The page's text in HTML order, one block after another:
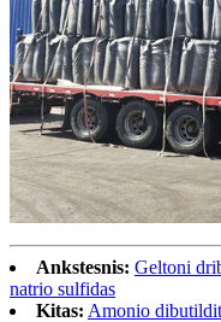
Ankstesnis: Geltoni
natrio sulfidas
Kitas: Amonio